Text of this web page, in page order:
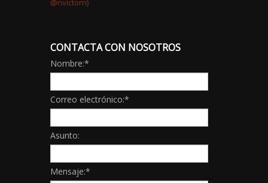
CONTACTA CON NOSOTROS
Nombre:*
Correo electrónico:*
Asunto:
Mensaje:*